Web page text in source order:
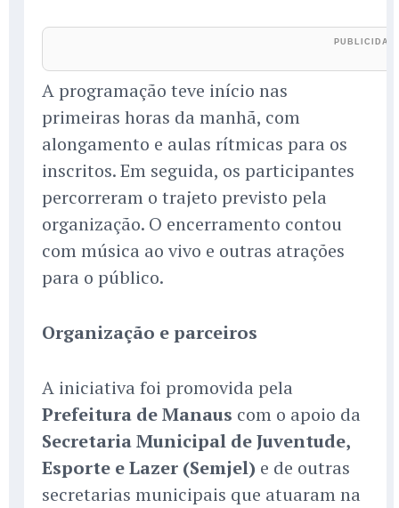
A programação teve início nas
primeiras horas da manhã, com
alongamento e aulas rítmicas para os
inscritos. Em seguida, os participantes
percorreram o trajeto previsto pela
organização. O encerramento contou
com música ao vivo e outras atrações
para o público.
Organização e parceiros
A iniciativa foi promovida pela
Prefeitura de Manaus com o apoio da
Secretaria Municipal de Juventude,
Esporte e Lazer (Semjel) e de outras
secretarias municipais que atuaram na